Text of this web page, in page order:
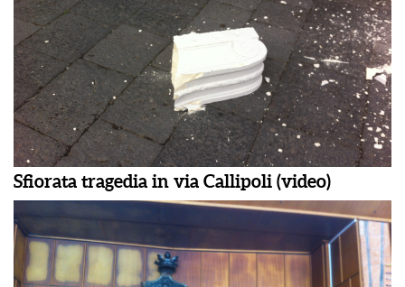
Sfiorata tragedia in via Callipoli (video)